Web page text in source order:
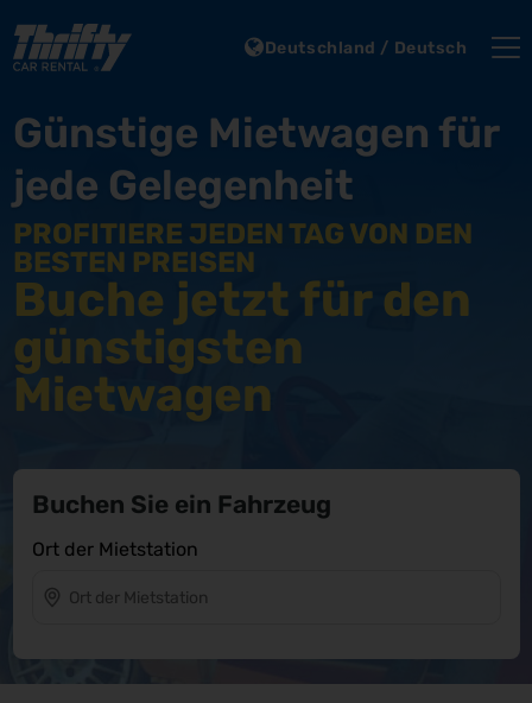
Deutschland / Deutsch
Günstige Mietwagen für
jede Gelegenheit
PROFITIERE JEDEN TAG VON DEN
BESTEN PREISEN
Buche jetzt für den
günstigsten
Mietwagen
Buchen Sie ein Fahrzeug
Ort der Mietstation